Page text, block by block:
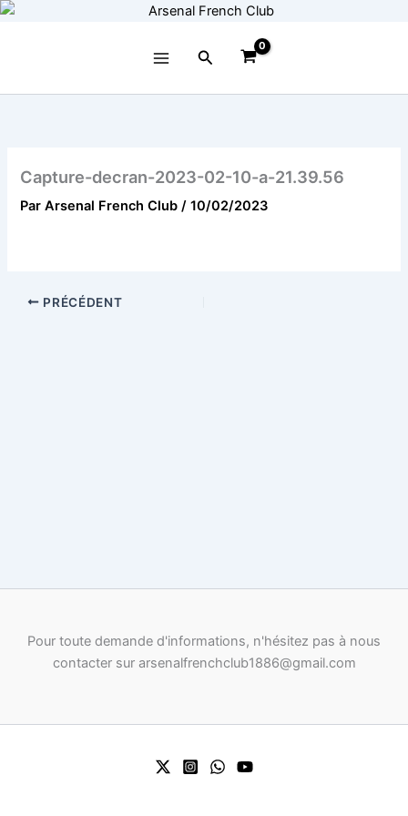
Aller
Rechercher
Capture-decran-2023-02-10-a-21.39.56
ParArsenal French Club/10/02/2023
PRÉCÉDENT
Pour toute demande d'informations, n'hésitez pas à nous
contacter sur arsenalfrenchclub1886@gmail.com